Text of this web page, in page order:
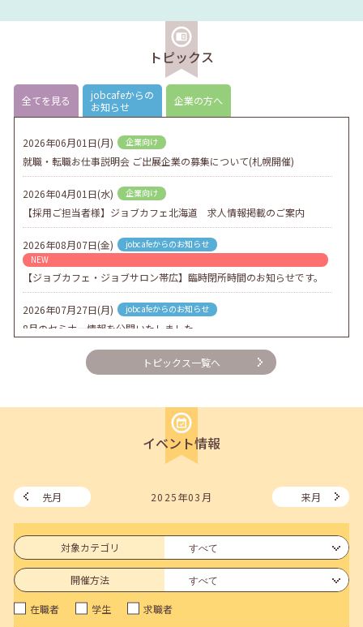
トピックス
全てを見る
jobcafeからの
お知らせ
企業の方へ
2026年06月01日(月) 企業向け
就職・転職お仕事説明会 ご出展企業の募集について(札幌開催)
2026年04月01日(水) 企業向け
【採用ご担当者様】ジョブカフェ北海道 求人情報掲載のご案内
2026年08月07日(金)
jobcafeからのお知らせ
NEW
【ジョブカフェ・ジョブサロン帯広】臨時閉所時間のお知らせです。
2026年07月27日(月) jobcafeからのお知らせ
8月のセミナー情報を公開いたしました。
2026年07月01日(水) 企業向け
企業様向けセミナー「現場を巻き込む！人事のための『越境人材育
jobcafeからのお知らせ
7月のセミナー情報を公開いたしました。
メールカウンセリング、就職決定報告フォーム復旧いたしました。
2026年05月25日(月) jobcafeからのお知らせ
6月のセミナー情報を公開いたしました。
2026年05月01日(金) jobcafeからのお知らせ
連休前後（ゴールデンウィーク）のメールキャリア・アドバイス対応
についてのお知らせ
トピックス一覧へ
イベント情報
先月 2025年03月 来月
対象カテゴリ
開催方法
在職者 学生 求職者